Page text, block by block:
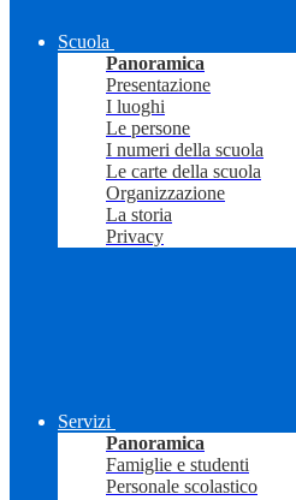
Scuola
Panoramica
Presentazione
I luoghi
Le persone
I numeri della scuola
Le carte della scuola
Organizzazione
La storia
Privacy
Servizi
Panoramica
Famiglie e studenti
Personale scolastico